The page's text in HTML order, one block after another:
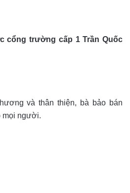
cổng trường cấp 1 Trần Quốc
và thân thiện, bà bảo bán
mọi người.